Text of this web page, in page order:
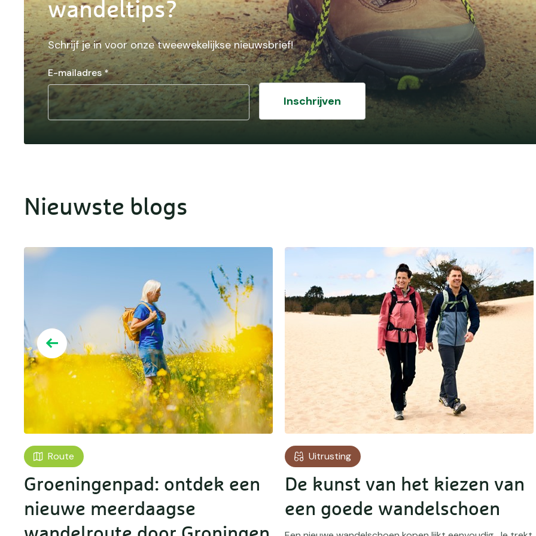
wandeltips?
Schrijf je in voor onze tweewekelijkse nieuwsbrief!
E-mailadres*
Inschrijven
Nieuwste blogs
Route
Groeningenpad: ontdek een
nieuwe meerdaagse
Uitrusting
De kunst van het kiezen van
een goede wandelschoen